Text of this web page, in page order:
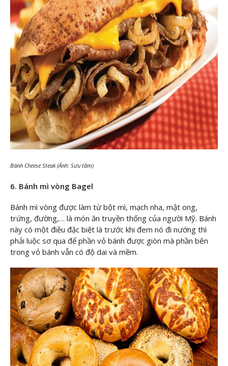
Bánh Cheese Steak (Ảnh: Sưu tầm)
6. Bánh mì vòng Bagel
Bánh mì vòng được làm từ bột mì, mạch nha, mật ong,
trứng, đường,… là món ăn truyền thống của người Mỹ. Bánh
này có một điều đặc biệt là trước khi đem nó đi nướng thì
phải luộc sơ qua để phần vỏ bánh được giòn mà phần bên
trong vỏ bánh vẫn có độ dai và mềm.